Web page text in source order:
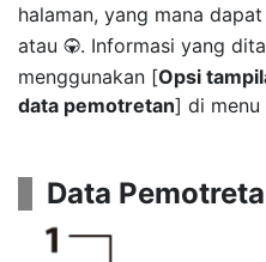
halaman, yang mana
atau 3. Informasi yang
menggunakan [Opsi
data pemotretan] di menu
Data